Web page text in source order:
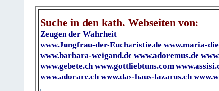
Suche in den kath. Webseiten von:
Zeugen der Wahrheit
www.Jungfrau-der-Eucharistie.de www.maria-
www.barbara-weigand.de www.adoremus.de
www.gebete.ch www.gottliebtuns.com
www.adorare.ch www.das-haus-lazarus.ch